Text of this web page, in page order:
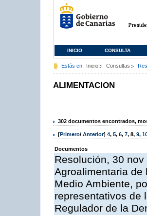
INICIO CONSULTA
Estás en: Inicio Consultas
ALIMENTACION
302 documentos encontrados,
[Primero/ Anterior] 4, 5, 6, 7, 8, 9,
Documentos
Resolución, 30
Agroalimentaria de
Medio Ambiente,
representativos de
Regulador de la